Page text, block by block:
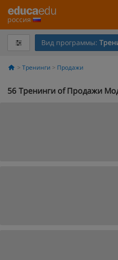
россия
Вид программы:
Тренинги Продажи
56 Тренинги of Продажи